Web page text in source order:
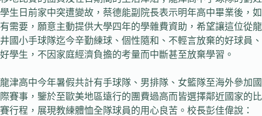
學生日前家中突遭變故，蔡德能副院長表示明年高中畢業後，如
有需要，願意主動提供大學四年的學雜費資助，希望讓這位從龍
井國小手球隊迄今辛勤練球、個性隨和、不輕言放棄的好球員、
好學生，不因家庭經濟負擔的考量而中斷甚至放棄學習。
龍津高中今年暑假共計有手球隊、男排隊、女籃隊至海外參加國
際賽事，鑒於至歐美地區遠行的團費過高而皆選擇鄰近國家的比
賽行程，展現教練體恤全隊球員的用心良苦。校長彭佳偉說：